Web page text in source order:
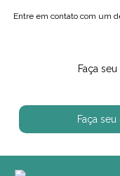
Entre em contato com um
Faça
Faça